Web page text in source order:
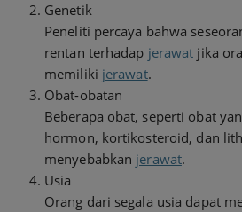
Genetik
Peneliti percaya bahwa
rentan terhadap jerawat jika
memiliki jerawat.
Obat-obatan
Beberapa obat, seperti obat
hormon, kortikosteroid, dan
menyebabkan jerawat.
Usia
Orang dari segala usia dapat